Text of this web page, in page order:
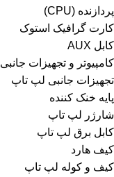
پردازنده (CPU)
کارت گرافیک استوک
کابل AUX
کامپیوتر و تجهیزات جانبی
تجهیزات جانبی لپ تاپ
پایه خنک کننده
شارژر لپ تاپ
کابل برق لپ تاپ
کیف هارد
کیف و کوله لپ تاپ